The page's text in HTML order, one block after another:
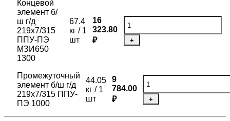
Концевой
элемент б/
ш г/д
219х7/315
ППУ-ПЭ
МЗИ650
1300
67.4
кг / 1
шт
16
323.80
₽
+
Промежуточный
элемент б/ш г/д
219х7/315 ППУ-
ПЭ 1000
44.05
кг / 1
шт
9
784.00
₽
+